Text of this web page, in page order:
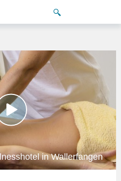
in Wallerfangen